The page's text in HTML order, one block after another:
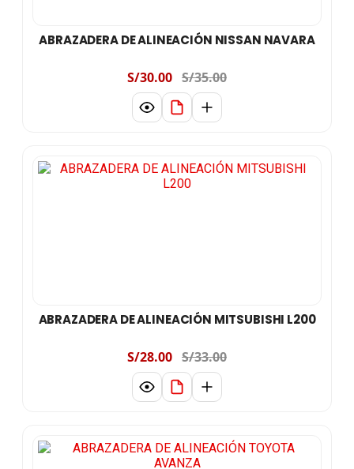
ABRAZADERA DE ALINEACIÓN NISSAN NAVARA
S/30.00 S/35.00
ABRAZADERA DE ALINEACIÓN MITSUBISHI L200
S/28.00 S/33.00